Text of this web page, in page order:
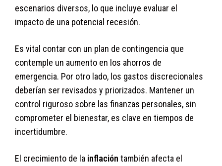
escenarios diversos, lo que incluye evaluar el
impacto de una potencial recesión.
Es vital contar con un plan de contingencia que
contemple un aumento en los ahorros de
emergencia. Por otro lado, los gastos discrecionales
deberían ser revisados y priorizados. Mantener un
control riguroso sobre las finanzas personales, sin
comprometer el bienestar, es clave en tiempos de
incertidumbre.
El crecimiento de la inflación también afecta el